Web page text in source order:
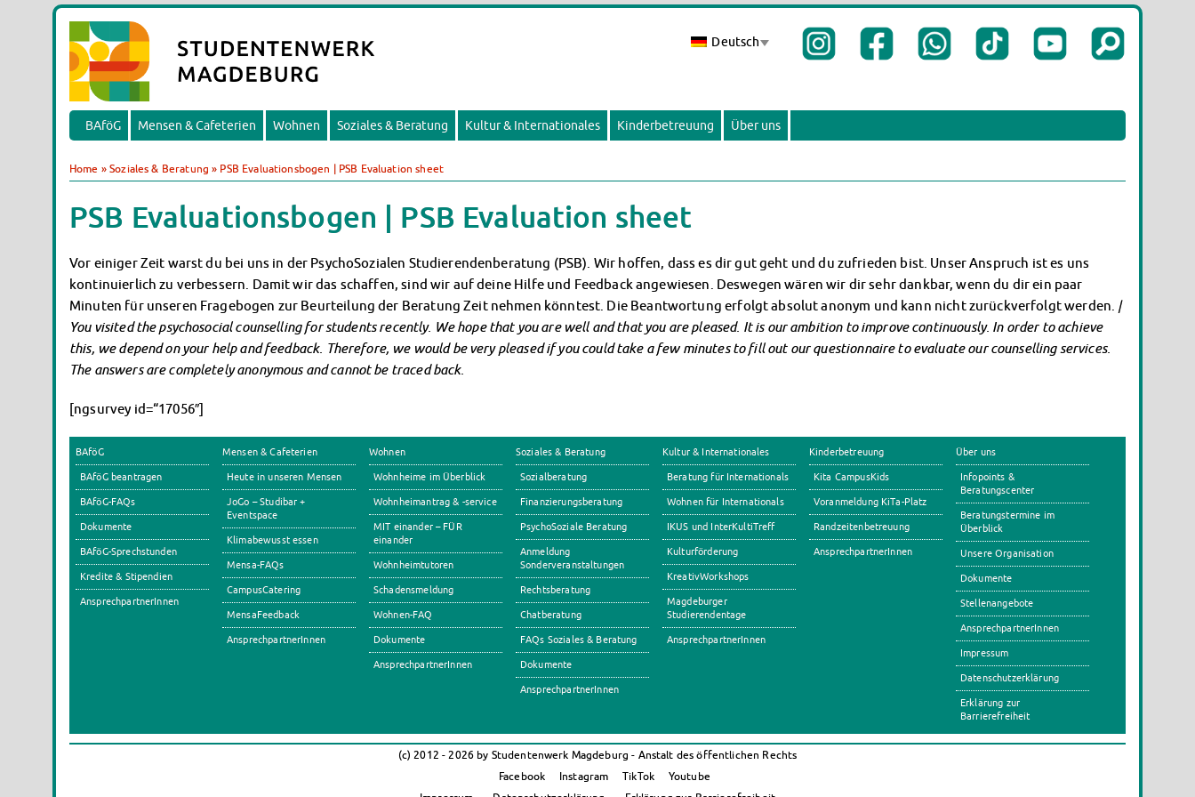
Deutsch
BAföG Mensen & Cafeterien Wohnen Soziales & Beratung Kultur & Internationales Kinderbetreuung Über uns
Home »Soziales & Beratung » PSB Evaluationsbogen | PSB Evaluation sheet
PSB Evaluationsbogen | PSB Evaluation sheet
Vor einiger Zeit warst du bei uns in der PsychoSozialen Studierendenberatung (PSB). Wir hoffen, dass es dir gut geht und du zufrieden bist. Unser Anspruch ist es uns
kontinuierlich zu verbessern. Damit wir das schaffen, sind wir auf deine Hilfe und Feedback angewiesen. Deswegen wären wir dir sehr dankbar, wenn du dir ein paar
Minuten für unseren Fragebogen zur Beurteilung der Beratung Zeit nehmen könntest. Die Beantwortung erfolgt absolut anonym und kann nicht zurückverfolgt werden. |
You visited the psychosocial counselling for students recently. We hope that you are well and that you are pleased. It is our ambition to improve continuously. In order to achieve
this, we depend on your help and feedback. Therefore, we would be very pleased if you could take a few minutes to fill out our questionnaire to evaluate our counselling services.
The answers are completely anonymous and cannot be traced back.
[ngsurvey id=“17056″]
BAföG
BAföG beantragen
BAföG-FAQs
Dokumente
BAföG-Sprechstunden
Kredite & Stipendien
AnsprechpartnerInnen
Mensen & Cafeterien
Heute in unseren Mensen
JoGo – Studibar +
Eventspace
Klimabewusst essen
Mensa-FAQs
CampusCatering
MensaFeedback
AnsprechpartnerInnen
Wohnen
Wohnheime im Überblick
Wohnheimantrag & -service
MIT einander – FÜR
einander
Wohnheimtutoren
Schadensmeldung
Wohnen-FAQ
Dokumente
AnsprechpartnerInnen
Soziales & Beratung
Sozialberatung
Finanzierungsberatung
PsychoSoziale Beratung
Anmeldung
Sonderveranstaltungen
Rechtsberatung
Chatberatung
FAQs Soziales & Beratung
Dokumente
AnsprechpartnerInnen
Kultur & Internationales
Beratung für Internationals
Wohnen für Internationals
IKUS und InterKultiTreff
Kulturförderung
KreativWorkshops
Magdeburger
Studierendentage
AnsprechpartnerInnen
Kinderbetreuung
Kita CampusKids
Voranmeldung KiTa-Platz
Randzeitenbetreuung
AnsprechpartnerInnen
Über uns
Infopoints &
Beratungscenter
Beratungstermine im
Überblick
Unsere Organisation
Dokumente
Stellenangebote
AnsprechpartnerInnen
Impressum
Datenschutzerklärung
Erklärung zur
Barrierefreiheit
(c) 2012 - 2026 by Studentenwerk Magdeburg - Anstalt des öffentlichen Rechts
Facebook
Instagram TikTok
Youtube